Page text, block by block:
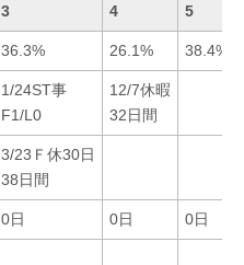
3 4 5
36.3% 26.1% 38.4%
1/24ST事
F1/L0
12/7休暇
32日間
3/23Ｆ休30日
38日間
0日 0日 0日